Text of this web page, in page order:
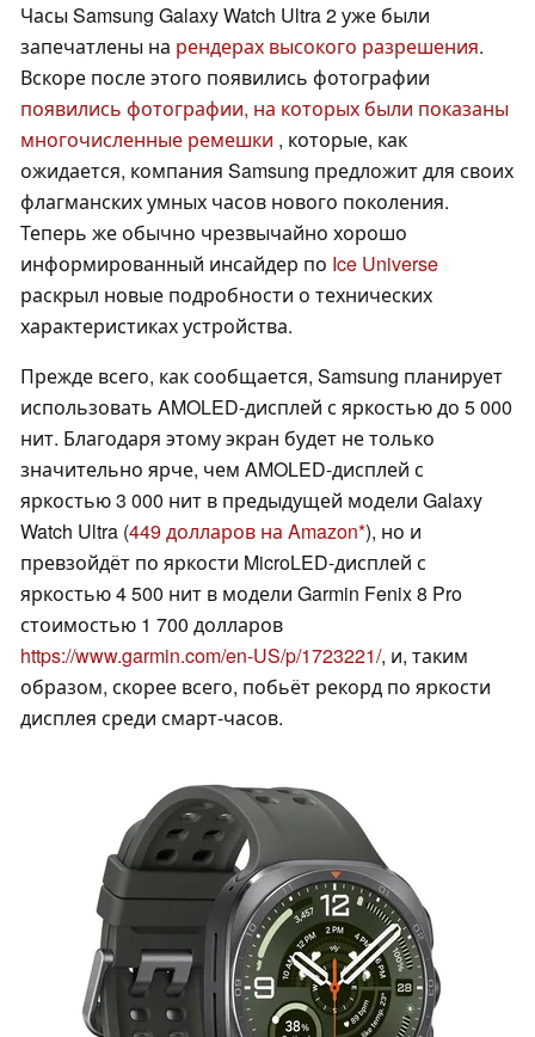
Часы Samsung Galaxy Watch Ultra 2 уже были
запечатлены на рендерах высокого разрешения.
Вскоре после этого появились фотографии
появились фотографии, на которых были показаны
многочисленные ремешки , которые, как
ожидается, компания Samsung предложит для своих
флагманских умных часов нового поколения.
Теперь же обычно чрезвычайно хорошо
информированный инсайдер по Ice Universe
раскрыл новые подробности о технических
характеристиках устройства.
Прежде всего, как сообщается, Samsung планирует
использовать AMOLED-дисплей с яркостью до 5 000
нит. Благодаря этому экран будет не только
значительно ярче, чем AMOLED-дисплей с
яркостью 3 000 нит в предыдущей модели Galaxy
Watch Ultra (449 долларов на Amazon ), но и
превзойдёт по яркости MicroLED-дисплей с
яркостью 4 500 нит в модели Garmin Fenix 8 Pro
стоимостью 1 700 долларов
https://www.garmin.com/en-US/p/1723221/, и, таким
образом, скорее всего, побьёт рекорд по яркости
дисплея среди смарт-часов.